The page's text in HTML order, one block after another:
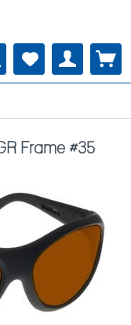
Frame #35